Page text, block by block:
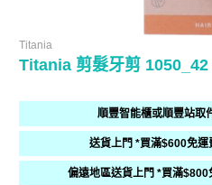
Titania
Titania 剪髮牙剪 1050_42
順豐智能櫃或順豐站取
送貨上門 *買滿$600免
偏遠地區送貨上門 *買滿